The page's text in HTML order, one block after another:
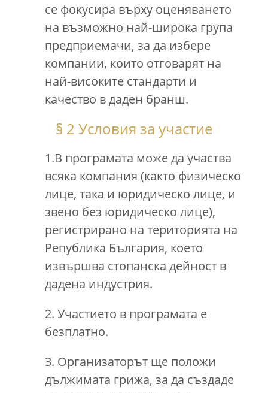
се фокусира върху оценяването
на възможно най-широка група
предприемачи, за да избере
компании, които отговарят на
най-високите стандарти и
качество в даден бранш.
§ 2 Условия за участие
1.В програмата може да участва
всяка компания (както физическо
лице, така и юридическо лице, и
звено без юридическо лице),
регистрирано на територията на
Република България, което
извършва стопанска дейност в
дадена индустрия.
2. Участието в програмата е
безплатно.
3. Организаторът ще положи
дължимата грижа, за да създаде